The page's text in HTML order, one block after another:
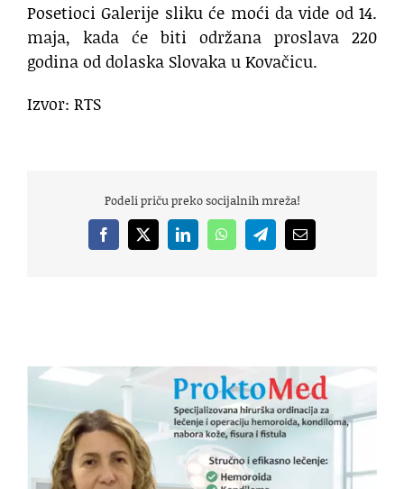
Posetioci Galerije sliku će moći da vide od 14.
maja, kada će biti održana proslava 220
godina od dolaska Slovaka u Kovačicu.
Izvor: RTS
Podeli priču preko socijalnih mreža!
Facebook
X LinkedInWhatsAppTelegramEmail